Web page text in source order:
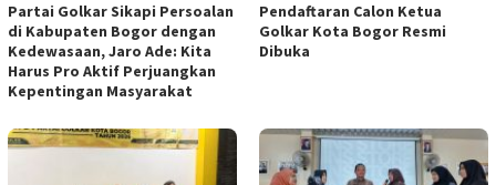
Partai Golkar Sikapi Persoalan
di Kabupaten Bogor dengan
Kedewasaan, Jaro Ade: Kita
Harus Pro Aktif Perjuangkan
Kepentingan Masyarakat
Pendaftaran Calon Ketua
Golkar Kota Bogor Resmi
Dibuka